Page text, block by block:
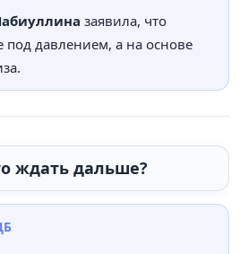
заявила, что
давлением, а на основе
ждать дальше?